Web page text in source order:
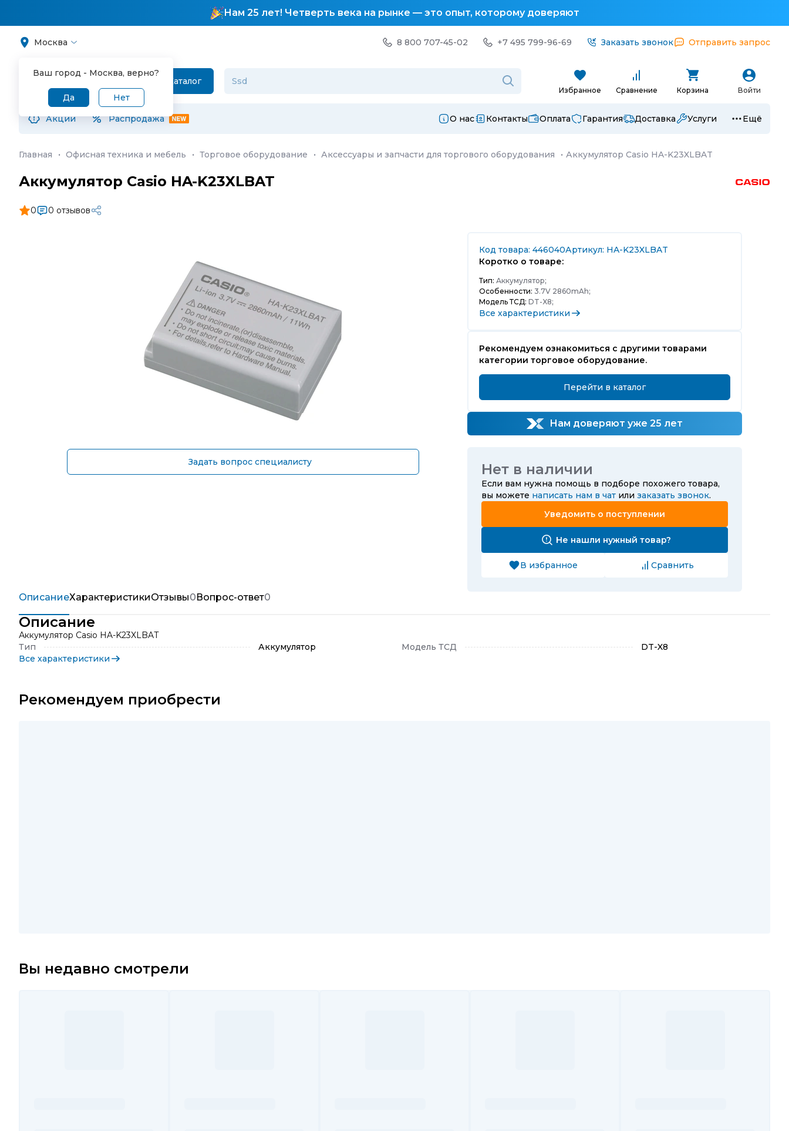
Нам 25 лет! Четверть века на рынке — это опыт, которому доверяют
Москва
Ваш город - Москва, верно?
Да Нет
8 800 707-45-02 +7 495 799-96-69 Заказать звонок Отправить запрос
Каталог
Избранное Сравнение Корзина Войти
Акции Распродажа О нас Контакты Оплата Гарантия Доставка Услуги Ещё
Главная · Офисная техника и мебель · Торговое оборудование · Аксессуары и запчасти для торгового оборудования · Аккумулятор Casio HA-K23XLBAT
Аккумулятор Casio HA-K23XLBAT
0 0 отзывов
Задать вопрос специалисту
Код товара: 446040Артикул: HA-K23XLBAT
Коротко о товаре:
Тип: Аккумулятор;
Особенности: 3.7V 2860mAh;
Модель ТСД: DT-X8;
Все характеристики
Рекомендуем ознакомиться с другими товарами
категории торговое оборудование.
Перейти в каталог
Нам доверяют уже 25 лет
Нет в наличии
Если вам нужна помощь в подборе похожего товара,
вы можете написать нам в чат или заказать звонок.
Уведомить о поступлении
Не нашли нужный товар?
В избранное Сравнить
ОписаниеХарактеристикиОтзывы0Вопрос-ответ0
Описание
Аккумулятор Casio HA-K23XLBAT
Тип
Аккумулятор Модель ТСД
DT-X8
Все характеристики
Рекомендуем приобрести
Вы недавно смотрели